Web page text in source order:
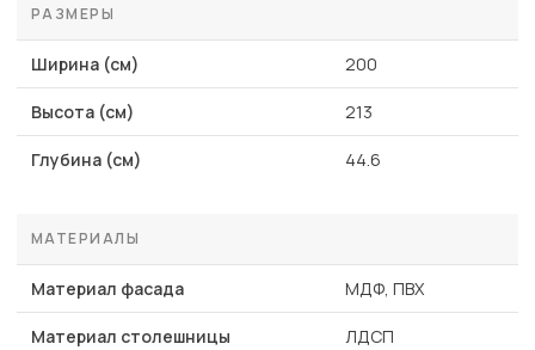
РАЗМЕРЫ
Ширина (см) 200
Высота (см) 213
Глубина (см) 44.6
МАТЕРИАЛЫ
Материал фасада МДФ, ПВХ
Материал столешницы ЛДСП